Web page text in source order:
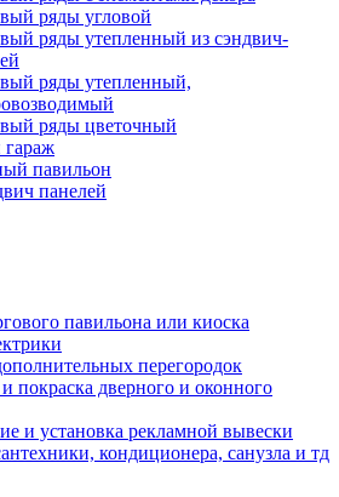
ряды угловой
ряды утепленный из сэндвич-
ряды утепленный,
ряды цветочный
павильон
панелей
павильона или киоска
перегородок
покраска дверного и оконного
и установка рекламной вывески
кондиционера, санузла и тд